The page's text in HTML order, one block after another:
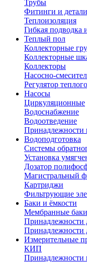
Трубы
Фитинги и
Теплоизоляция
Гибкая подводка
Теплый пол
Коллекторные
Коллекторные
Коллекторы
Насосно-
Регулятор
Насосы
Циркуляционные
Водоснабжение
Водоотведение
Принадлежности
Водоподготовка
Системы
Установка
Дозатор
Магистральный
Картриджи
Фильтрующие
Баки и ёмкости
Мембранные баки
Принадлежности
Принадлежности
Измерительные
КИП